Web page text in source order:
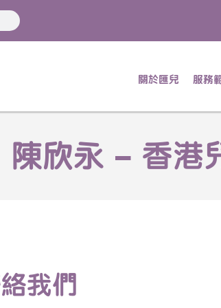
關於匯兒 服務
陳欣永 – 香港
我們